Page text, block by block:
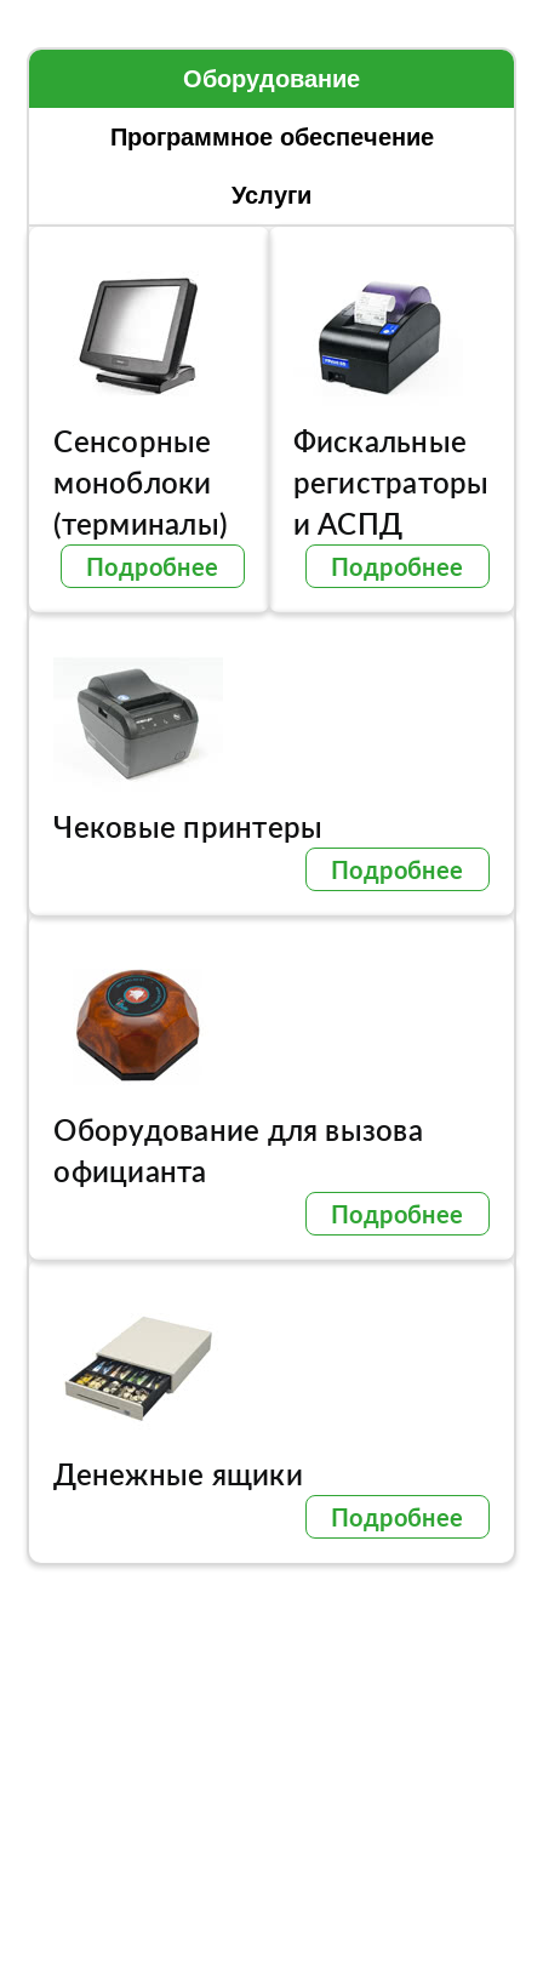
Оборудование
Программное обеспечение
Услуги
Сенсорные
моноблоки
(терминалы)
Подробнее
Фискальные
регистраторы
и АСПД
Подробнее
Чековые принтеры
Подробнее
Оборудование для вызова
официанта
Подробнее
Денежные ящики
Подробнее